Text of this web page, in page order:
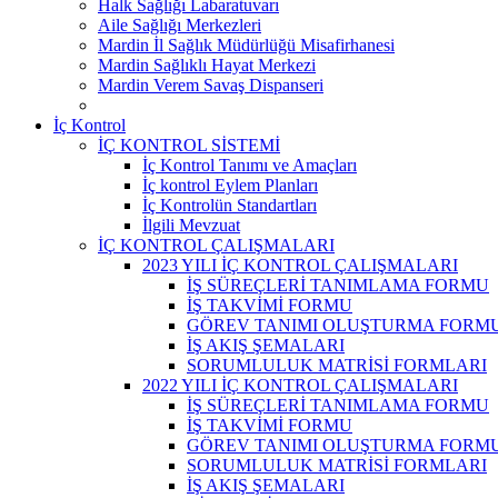
Halk Sağlığı Labaratuvarı
Aile Sağlığı Merkezleri
Mardin İl Sağlık Müdürlüğü Misafirhanesi
Mardin Sağlıklı Hayat Merkezi
Mardin Verem Savaş Dispanseri
İç Kontrol
İÇ KONTROL SİSTEMİ
İç Kontrol Tanımı ve Amaçları
İç kontrol Eylem Planları
İç Kontrolün Standartları
İlgili Mevzuat
İÇ KONTROL ÇALIŞMALARI
2023 YILI İÇ KONTROL ÇALIŞMALARI
İŞ SÜREÇLERİ TANIMLAMA FORMU
İŞ TAKVİMİ FORMU
GÖREV TANIMI OLUŞTURMA
İŞ AKIŞ ŞEMALARI
SORUMLULUK MATRİSİ FORMLARI
2022 YILI İÇ KONTROL ÇALIŞMALARI
İŞ SÜREÇLERİ TANIMLAMA FORMU
İŞ TAKVİMİ FORMU
GÖREV TANIMI OLUŞTURMA
SORUMLULUK MATRİSİ FORMLARI
İŞ AKIŞ ŞEMALARI